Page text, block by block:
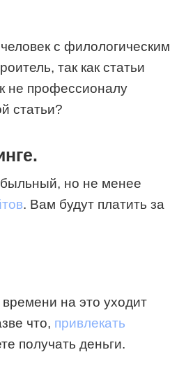
с филологическим
так как статьи
не профессионалу
статьи?
но не менее
. Вам будут платить за
на это уходит
что, привлекать
получать деньги.